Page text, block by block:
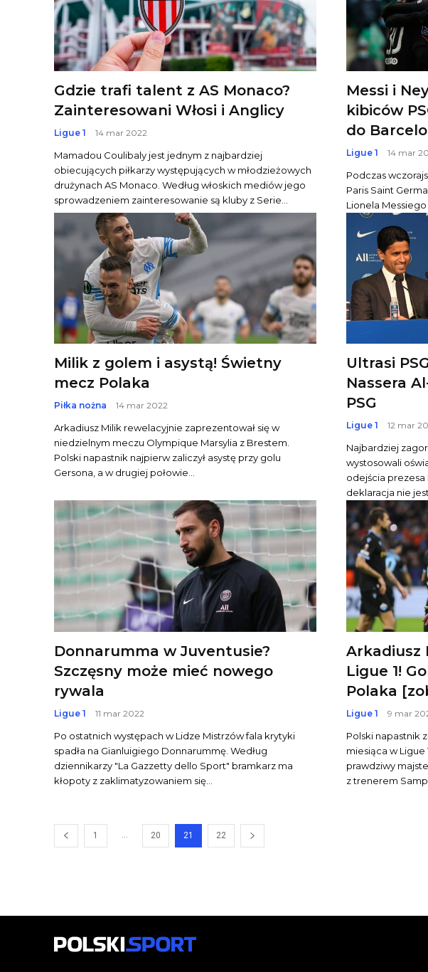
Gdzie trafi talent z AS Monaco?
Zainteresowani Włosi i Anglicy
Ligue 1 14 mar 2022
Mamadou Coulibaly jest jednym z najbardziej
obiecujących piłkarzy występujących w młodzieżowych
drużynach AS Monaco. Według włoskich mediów jego
sprowadzeniem zainteresowanie są kluby z Serie...
Messi i
kibiców
do
Ligue 1 14 mar
Podczas
Paris Saint
Lionela Messiego
Milik z golem i asystą! Świetny
mecz Polaka
Piłka nożna 14 mar 2022
Arkadiusz Milik rewelacyjnie zaprezentował się w
niedzielnym meczu Olympique Marsylia z Brestem.
Polski napastnik najpierw zaliczył asystę przy golu
Gersona, a w drugiej połowie...
Ultrasi
Nassera
PSG
Ligue 1 12 mar
Najbardziej
wystosowali
odejścia prezesa
deklaracja nie
Donnarumma w Juventusie?
Szczęsny może mieć nowego
rywala
Ligue 1 11 mar 2022
Po ostatnich występach w Lidze Mistrzów fala krytyki
spadła na Gianluigiego Donnarummę. Według
dziennikarzy "La Gazzetty dello Sport" bramkarz ma
kłopoty z zaklimatyzowaniem się...
Arkadiusz
Ligue 1!
Polaka
Ligue 1 9 mar
Polski napastnik
miesiąca w Ligue
prawdziwy
z trenerem
1 ... 20 21 22